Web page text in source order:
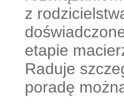
z
etapie
Raduje
poradę